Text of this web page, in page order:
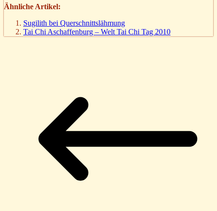
Ähnliche Artikel:
Sugilith bei Querschnittslähmung
Tai Chi Aschaffenburg – Welt Tai Chi Tag 2010